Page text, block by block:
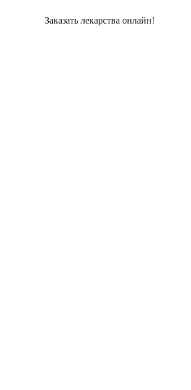
Заказать лекарства онлайн!